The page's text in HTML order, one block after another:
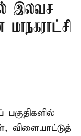
இலவச
விளையாட்டுத்